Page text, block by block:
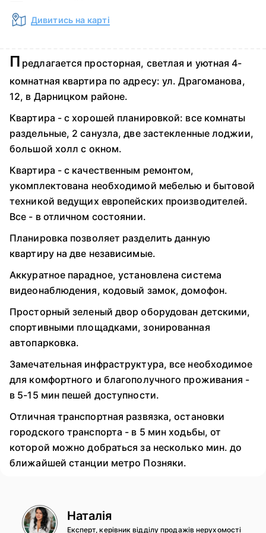
Дивитись на карті
П редлагается просторная, светлая и уютная 4-
комнатная квартира по адресу: ул. Драгоманова,
12, в Дарницком районе.
Квартира - с хорошей планировкой: все комнаты
раздельные, 2 санузла, две застекленные лоджии,
большой холл с окном.
Квартира - с качественным ремонтом,
укомплектована необходимой мебелью и бытовой
техникой ведущих европейских производителей.
Все - в отличном состоянии.
Планировка позволяет разделить данную
квартиру на две независимые.
Аккуратное парадное, установлена система
видеонаблюдения, кодовый замок, домофон.
Просторный зеленый двор оборудован детскими,
спортивными площадками, зонированная
автопарковка.
Замечательная инфраструктура, все необходимое
для комфортного и благополучного проживания -
в 5-15 мин пешей доступности.
Отличная транспортная развязка, остановки
городского транспорта - в 5 мин ходьбы, от
которой можно добраться за несколько мин. до
ближайшей станции метро Позняки.
Наталія
Експерт, керівник відділу продажів нерухомості